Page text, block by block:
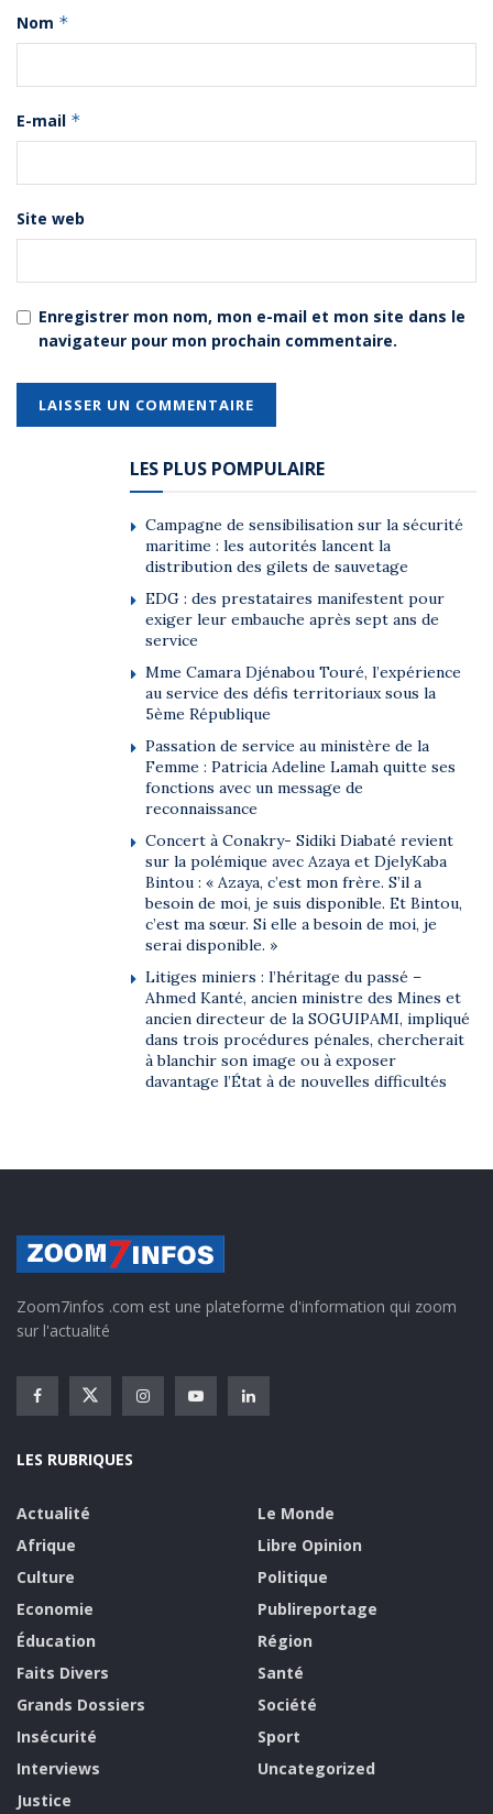
Nom *
E-mail *
Site web
Enregistrer mon nom, mon e-mail et mon site dans le
navigateur pour mon prochain commentaire.
LES PLUS POMPULAIRE
Campagne de sensibilisation sur la sécurité
maritime : les autorités lancent la
distribution des gilets de sauvetage
EDG : des prestataires manifestent pour
exiger leur embauche après sept ans de
service
Mme Camara Djénabou Touré, l’expérience
au service des défis territoriaux sous la
5ème République
Passation de service au ministère de la
Femme : Patricia Adeline Lamah quitte ses
fonctions avec un message de
reconnaissance
Concert à Conakry- Sidiki Diabaté revient
sur la polémique avec Azaya et DjelyKaba
Bintou : « Azaya, c’est mon frère. S’il a
besoin de moi, je suis disponible. Et Bintou,
c’est ma sœur. Si elle a besoin de moi, je
serai disponible. »
Litiges miniers : l’héritage du passé –
Ahmed Kanté, ancien ministre des Mines et
ancien directeur de la SOGUIPAMI, impliqué
dans trois procédures pénales, chercherait
à blanchir son image ou à exposer
davantage l’État à de nouvelles difficultés
Zoom7infos .com est une plateforme d'information qui zoom
sur l'actualité
LES RUBRIQUES
Actualité
Afrique
Culture
Economie
Éducation
Faits Divers
Grands Dossiers
Insécurité
Interviews
Justice
Le Monde
Libre Opinion
Politique
Publireportage
Région
Santé
Société
Sport
Uncategorized